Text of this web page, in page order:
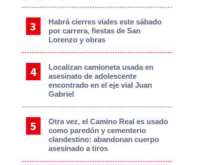
Habrá cierres viales este sábado
por carrera, fiestas de San
Lorenzo y obras
Localizan camioneta usada en
asesinato de adolescente
encontrado en el eje vial Juan
Gabriel
Otra vez, el Camino Real es usado
como paredón y cementerio
clandestino: abandonan cuerpo
asesinado a tiros